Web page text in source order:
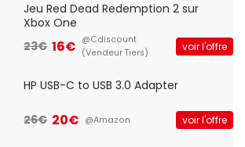
Jeu Red Dead Redemption 2 sur
Xbox One
23€ 16€ @Cdiscount
(Vendeur Tiers)
voir l'offre
HP USB-C to USB 3.0 Adapter
26€ 20€ @Amazon voir l'offre